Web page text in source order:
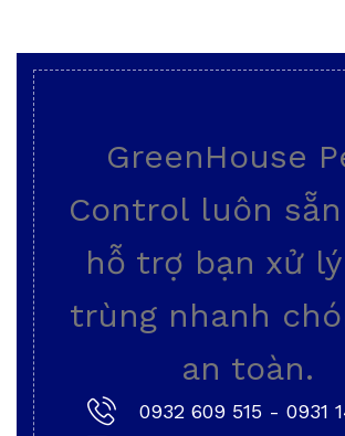
GreenHouse
Control luôn
hỗ trợ bạn xử
trùng nhanh
an toàn.
0932 609 515 - 0931